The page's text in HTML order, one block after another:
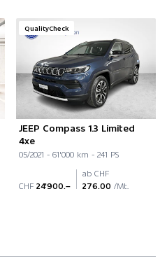
QualityCheck
JEEP Compass 1.3 Limited
4xe
05/2021 - 61'000 km - 241 PS
CHF 24'900.–
ab CHF
276.00 /Mt.